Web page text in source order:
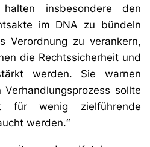
insbesondere den
im DNA zu bündeln
Verordnung zu verankern,
die Rechtssicherheit und
werden. Sie warnen
Verhandlungsprozess sollte
für wenig zielführende
werden.“